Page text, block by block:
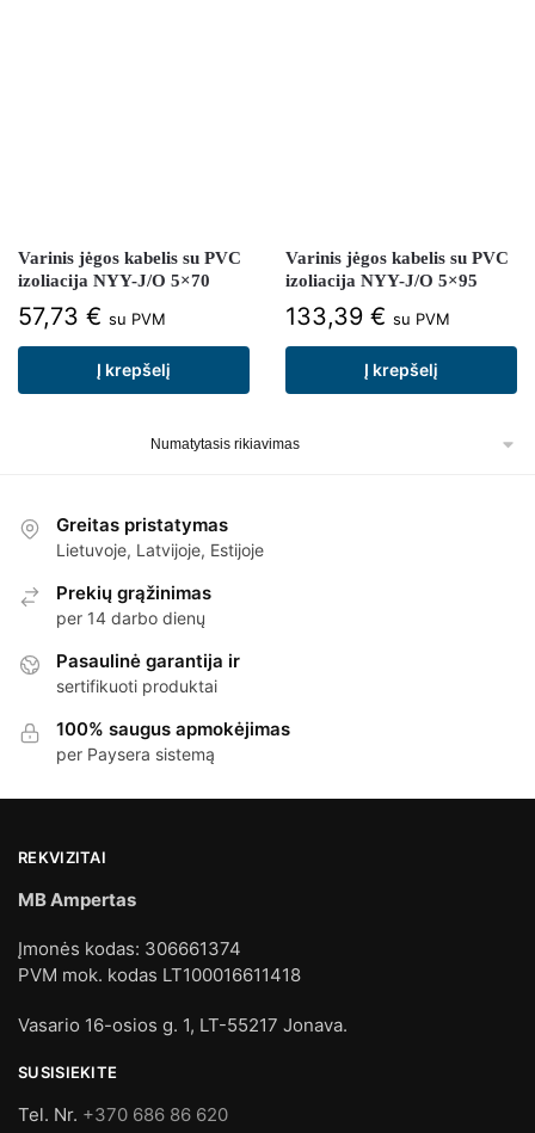
Varinis jėgos kabelis su PVC
izoliacija NYY-J/O 5×70
57,73 € su PVM
Į krepšelį
Varinis jėgos kabelis su PVC
izoliacija NYY-J/O 5×95
133,39 € su PVM
Į krepšelį
Greitas pristatymas
Lietuvoje, Latvijoje, Estijoje
Prekių grąžinimas
per 14 darbo dienų
Pasaulinė garantija ir
sertifikuoti produktai
100% saugus apmokėjimas
per Paysera sistemą
REKVIZITAI
MB Ampertas
Įmonės kodas: 306661374
PVM mok. kodas LT100016611418
Vasario 16-osios g. 1, LT-55217 Jonava.
SUSISIEKITE
Tel. Nr. +370 686 86 620